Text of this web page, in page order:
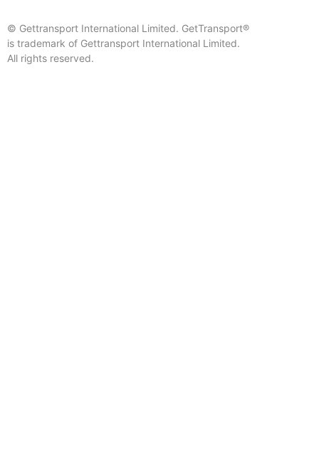
© Gettransport International Limited. GetTransport®
is trademark of Gettransport International Limited.
All rights reserved.